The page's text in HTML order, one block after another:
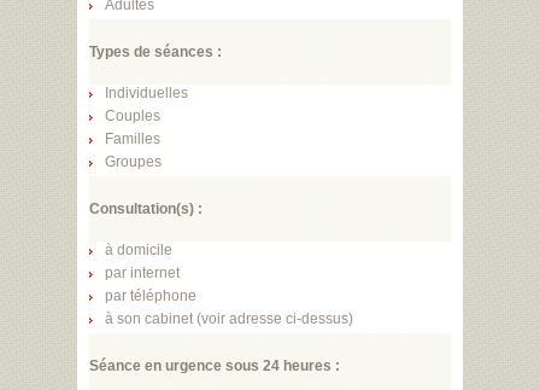
Adultes
Types de séances :
Individuelles
Couples
Familles
Groupes
Consultation(s) :
à domicile
par internet
par téléphone
à son cabinet (voir adresse ci-dessus)
Séance en urgence sous 24 heures :